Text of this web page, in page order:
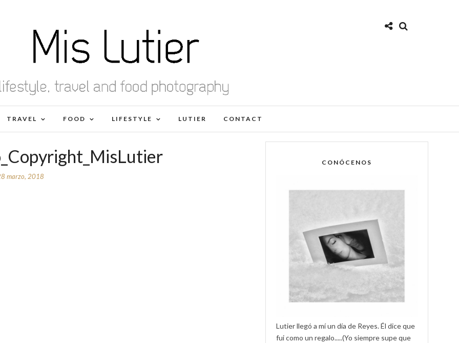
TRAVEL FOOD LIFESTYLE LUTIER CONTACT
marzo, 2018
CONÓCENOS
Lutier llegó a mí un día de Reyes. Él dice que
fui como un regalo.....(Yo siempre supe que